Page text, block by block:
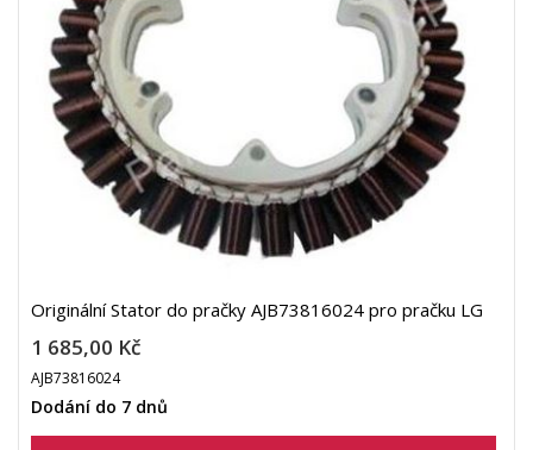
Originální Stator do pračky AJB73816024 pro pračku LG
1 685,00 Kč
AJB73816024
Dodání do 7 dnů